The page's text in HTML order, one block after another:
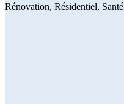
Rénovation Résidentiel Santé